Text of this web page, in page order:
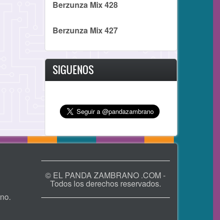
Berzunza Mix 428
Berzunza Mix 427
SIGUENOS
© EL PANDA ZAMBRANO .COM -
Todos los derechos reservados.